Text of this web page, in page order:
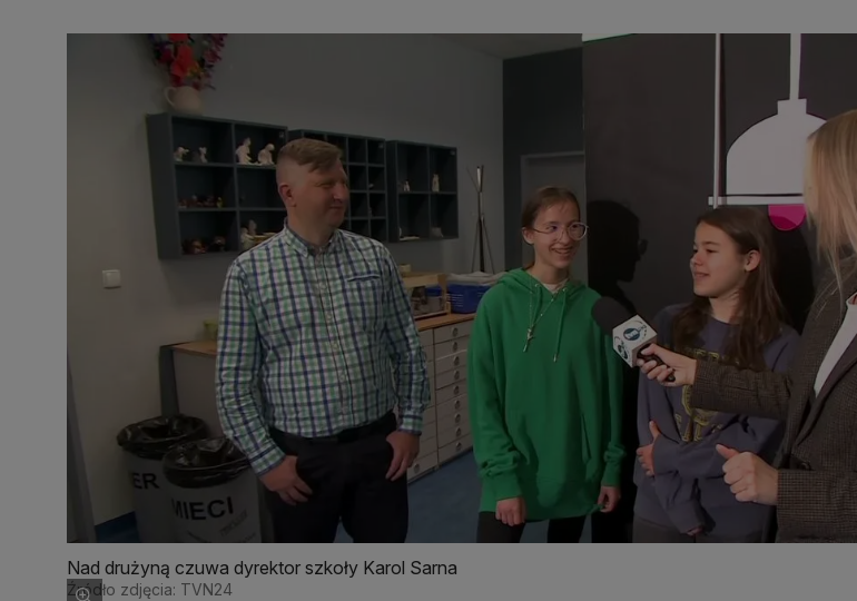
Nad drużyną czuwa dyrektor szkoły Karol Sarna
Źródło zdjęcia: TVN24